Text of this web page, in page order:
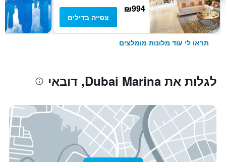
₪994
צפייה בדילים
תראו לי עוד מלונות מומלצים
לגלות את Dubai Marina, דובאי